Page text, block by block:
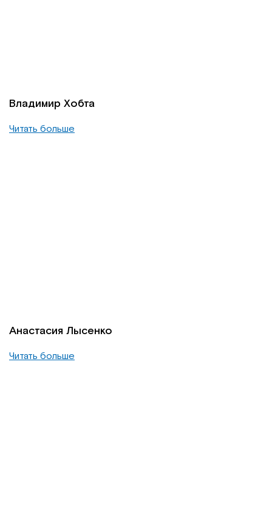
Владимир Хобта
Читать больше
Анастасия Лысенко
Читать больше